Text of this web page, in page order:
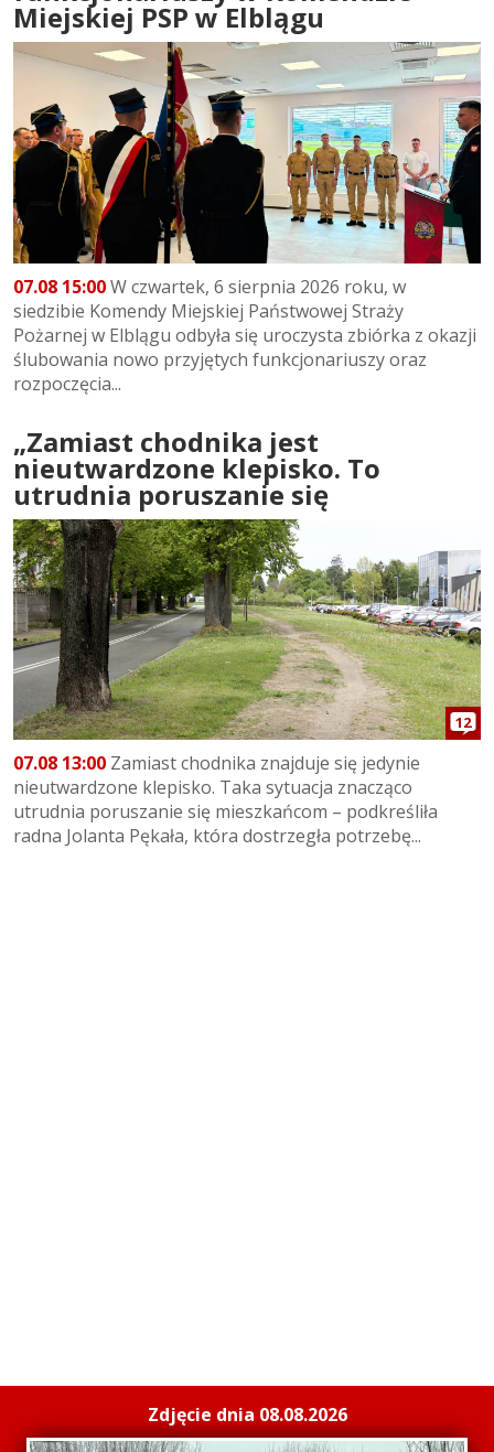
Miejskiej PSP w Elblągu
07.08 15:00W czwartek, 6 sierpnia 2026 roku, w
siedzibie Komendy Miejskiej Państwowej Straży
Pożarnej w Elblągu odbyła się uroczysta zbiórka z okazji
ślubowania nowo przyjętych funkcjonariuszy oraz
rozpoczęcia...
„Zamiast chodnika jest
nieutwardzone klepisko. To
utrudnia poruszanie się
12
07.08 13:00 Zamiast chodnika znajduje się jedynie
nieutwardzone klepisko. Taka sytuacja znacząco
utrudnia poruszanie się mieszkańcom – podkreśliła
radna Jolanta Pękała, która dostrzegła potrzebę...
Zdjęcie dnia 08.08.2026